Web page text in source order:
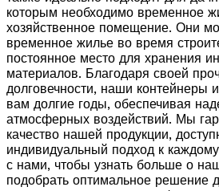
которым необходимо временное
хозяйственное помещение. Они
временное жилье во время
постоянное место для хранения
материалов. Благодаря своей
долговечности, наши контейнеры
вам долгие годы, обеспечивая
атмосферных воздействий. Мы
качество нашей продукции,
индивидуальный подход к
с нами, чтобы узнать больше о
подобрать оптимальное